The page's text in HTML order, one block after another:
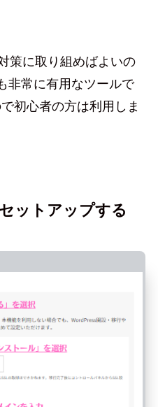
策に取り組めばよいの
非常に有用なツールで
初心者の方は利用しま
ットアップする